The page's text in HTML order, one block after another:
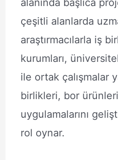
alanında başlıca
çeşitli alanlarda
araştırmacılarla iş
kurumları,
ile ortak çalışmalar
birlikleri, bor
uygulamalarını
rol oynar.